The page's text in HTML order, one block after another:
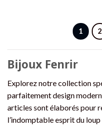
plusieurs
options
être
choisies
sur
la
1 2
Bijoux Fenrir
Explorez notre collection
parfaitement design
articles sont élaborés pour
l’indomptable esprit du loup